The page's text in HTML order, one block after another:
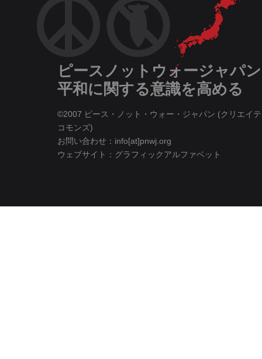
ピースノットウォージャパン
平和に関する意識を高める
©2007 ピース・ノット・ウォー・ジャパン (クリエイ
コモンズ)
お問い合わせ：info[at]pnwj.org
ウェブサイト： グラフィックアルファベット